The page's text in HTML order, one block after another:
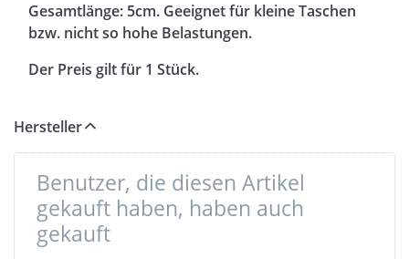
Gesamtlänge: 5cm. Geeignet für kleine Taschen
bzw. nicht so hohe Belastungen.
Der Preis gilt für 1 Stück.
Hersteller
Benutzer, die diesen Artikel
gekauft haben, haben auch
gekauft